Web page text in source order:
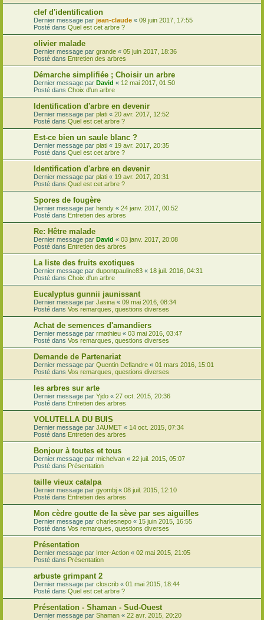
clef d'identification
Dernier message par jean-claude « 09 juin 2017, 17:55
Posté dans Quel est cet arbre ?
olivier malade
Dernier message par grande « 05 juin 2017, 18:36
Posté dans Entretien des arbres
Démarche simplifiée ; Choisir un arbre
Dernier message par David « 12 mai 2017, 01:50
Posté dans Choix d'un arbre
Identification d'arbre en devenir
Dernier message par plati « 20 avr. 2017, 12:52
Posté dans Quel est cet arbre ?
Est-ce bien un saule blanc ?
Dernier message par plati « 19 avr. 2017, 20:35
Posté dans Quel est cet arbre ?
Identification d'arbre en devenir
Dernier message par plati « 19 avr. 2017, 20:31
Posté dans Quel est cet arbre ?
Spores de fougère
Dernier message par hendy « 24 janv. 2017, 00:52
Posté dans Entretien des arbres
Re: Hêtre malade
Dernier message par David « 03 janv. 2017, 20:08
Posté dans Entretien des arbres
La liste des fruits exotiques
Dernier message par dupontpauline83 « 18 juil. 2016, 04:31
Posté dans Choix d'un arbre
Eucalyptus gunnii jaunissant
Dernier message par Jasina « 09 mai 2016, 08:34
Posté dans Vos remarques, questions diverses
Achat de semences d'amandiers
Dernier message par rmathieu « 03 mai 2016, 03:47
Posté dans Vos remarques, questions diverses
Demande de Partenariat
Dernier message par Quentin Deflandre « 01 mars 2016, 15:01
Posté dans Vos remarques, questions diverses
les arbres sur arte
Dernier message par Yjdo « 27 oct. 2015, 20:36
Posté dans Entretien des arbres
VOLUTELLA DU BUIS
Dernier message par JAUMET « 14 oct. 2015, 07:34
Posté dans Entretien des arbres
Bonjour à toutes et tous
Dernier message par michelvan « 22 juil. 2015, 05:07
Posté dans Présentation
taille vieux catalpa
Dernier message par gyombj « 08 juil. 2015, 12:10
Posté dans Entretien des arbres
Mon cèdre goutte de la sève par ses aiguilles
Dernier message par charlesnepo « 15 juin 2015, 16:55
Posté dans Vos remarques, questions diverses
Présentation
Dernier message par Inter-Action « 02 mai 2015, 21:05
Posté dans Présentation
arbuste grimpant 2
Dernier message par closcrib « 01 mai 2015, 18:44
Posté dans Quel est cet arbre ?
Présentation - Shaman - Sud-Ouest
Dernier message par Shaman « 22 avr. 2015, 20:20